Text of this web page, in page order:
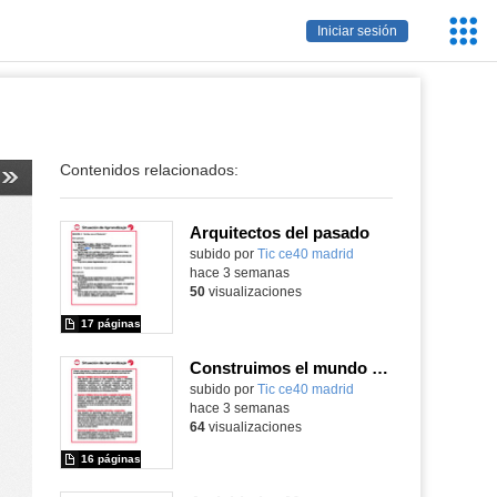
Iniciar sesión
Contenidos relacionados:
Arquitectos del pasado
subido por Tic ce40 madrid
17 páginas
hace 3 semanas
50visualizaciones
Construimos el mundo con LEGO
subido por Tic ce40 madrid
16 páginas
hace 3 semanas
64visualizaciones